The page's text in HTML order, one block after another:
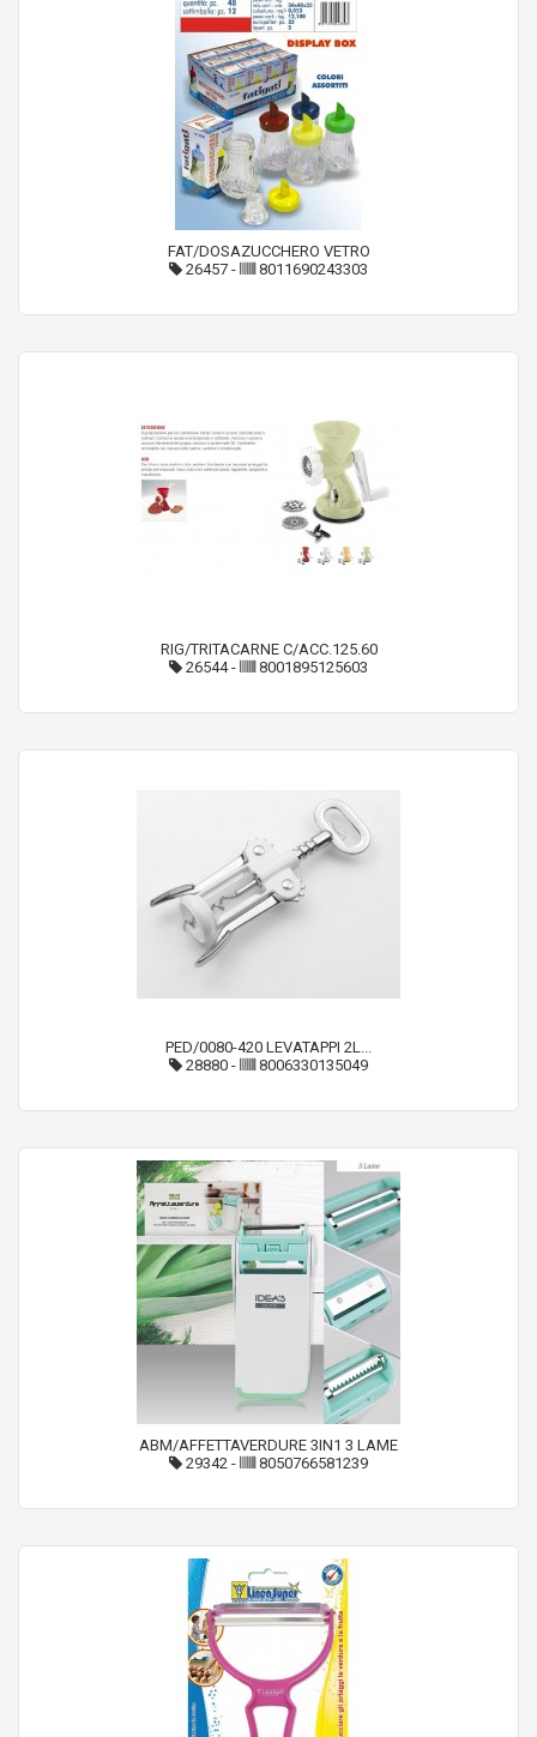
FAT/DOSAZUCCHERO VETRO
26457 - 8011690243303
RIG/TRITACARNE C/ACC.125.60
26544- 8001895125603
PED/0080-420 LEVATAPPI 2L...
28880 - 8006330135049
ABM/AFFETTAVERDURE 3IN1 3 LAME
29342 - 8050766581239